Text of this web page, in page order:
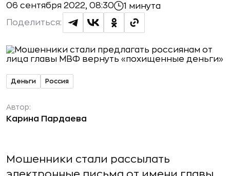
06 сентября 2022, 08:30 1 минута
Поделиться:
Деньги Россия
Автор:
Карина Пардаева
Мошенники стали рассылать